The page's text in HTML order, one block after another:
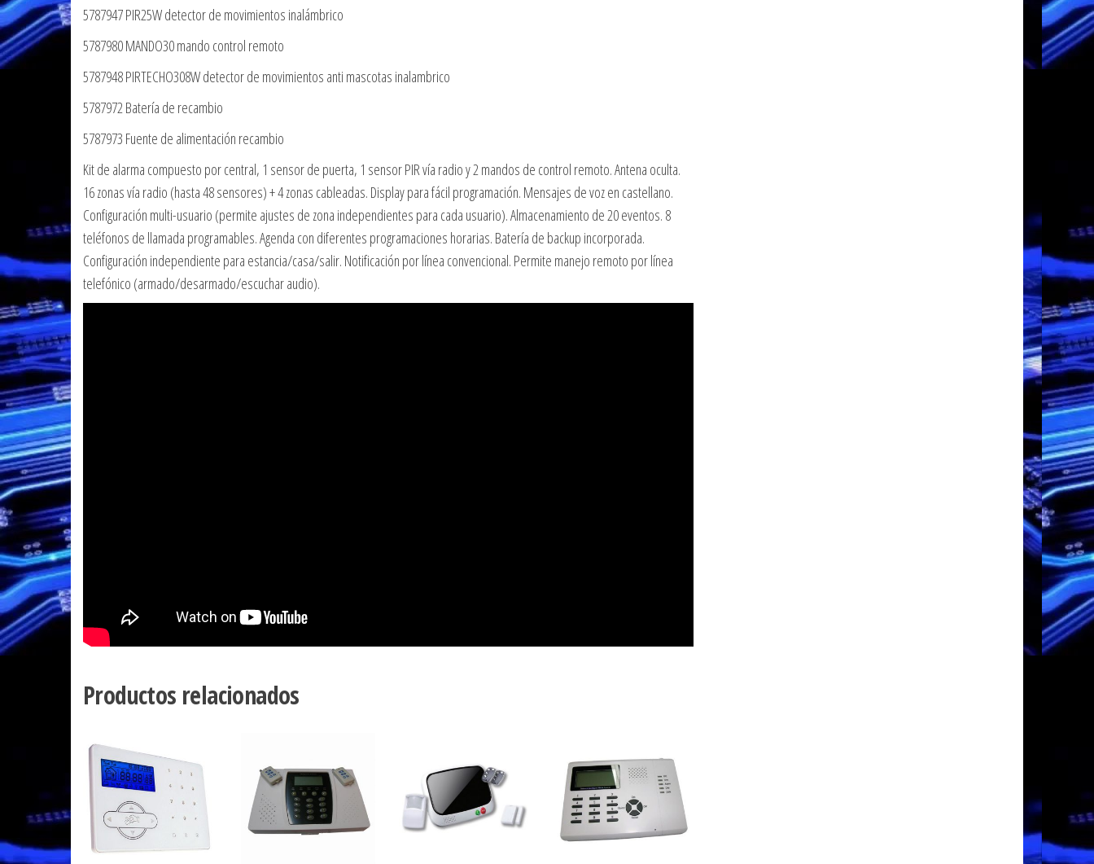
5787947 PIR25W detector de movimientos inalámbrico
5787980 MANDO30 mando control remoto
5787948 PIRTECHO308W detector de movimientos anti mascotas inalambrico
5787972 Batería de recambio
5787973 Fuente de alimentación recambio
Kit de alarma compuesto por central, 1 sensor de puerta, 1 sensor PIR vía radio y 2 mandos de control remoto. Antena oculta.
16 zonas vía radio (hasta 48 sensores) + 4 zonas cableadas. Display para fácil programación. Mensajes de voz en castellano.
Configuración multi-usuario (permite ajustes de zona independientes para cada usuario). Almacenamiento de 20 eventos. 8
teléfonos de llamada programables. Agenda con diferentes programaciones horarias. Batería de backup incorporada.
Configuración independiente para estancia/casa/salir. Notificación por línea convencional. Permite manejo remoto por línea
telefónico (armado/desarmado/escuchar audio).
Productos relacionados